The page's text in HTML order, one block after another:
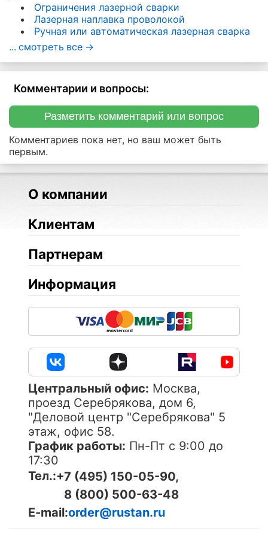
Ограничения лазерной сварки
Лазерная наплавка проволокой
Ручная или автоматическая лазерная сварка
... смотреть все ->
Комментарии и вопросы:
Разметить комментарий или вопрос
Комментариев пока нет, но ваш может быть
первым.
О компании
Клиентам
Партнерам
Информация
Центральный офис: Москва,
проезд Серебрякова, дом 6,
"Деловой центр "Серебрякова" 5
этаж, офис 58.
График работы: Пн-Пт с 9:00 до
17:30
Тел.:+7 (495) 150-05-90,
8 (800) 500-63-48
E-mail:order@rustan.ru